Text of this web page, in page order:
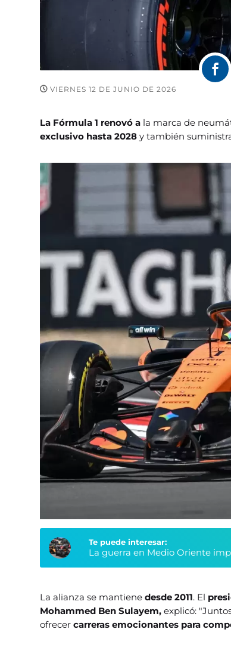
VIERNES 12 DE JUNIO DE 2026
La Fórmula 1 renovó a la marca de
exclusivo hasta 2028 y también
Te puede interesar:
La guerra en Medio Oriente
La alianza se mantiene desde 2011. El
Mohammed Ben Sulayem, explicó:
ofrecercarreras emocionantes para